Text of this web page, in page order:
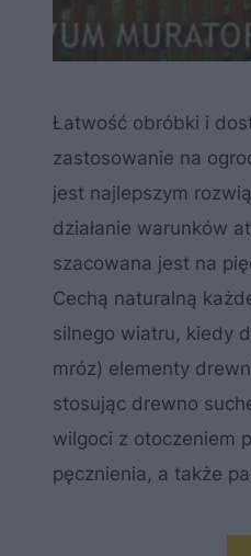
Łatwość obróbki i
zastosowanie na
jest najlepszym
działanie warunków
szacowana jest na
Cechą naturalną
silnego wiatru, kiedy
mróz) elementy
stosując drewno
wilgoci z otoczeniem
pęcznienia, a także